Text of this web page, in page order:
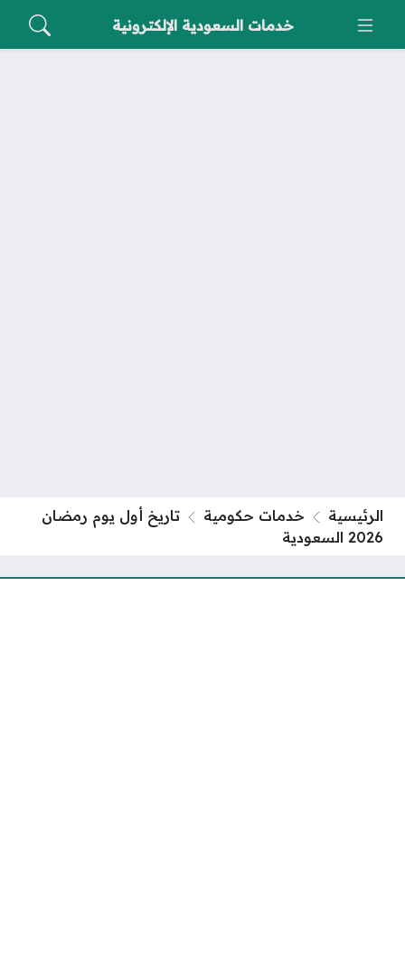
خدمات السعودية الإلكترونية
الرئيسية خدمات حكومية
تاريخ أول يوم رمضان
2026 السعودية